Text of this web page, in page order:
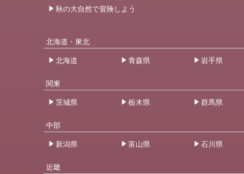
秋の大自然で冒険しよう
北海道・東北
北海道
青森県 岩手県
関東
茨城県
栃木県 群馬県
中部
新潟県
富山県 石川県
近畿